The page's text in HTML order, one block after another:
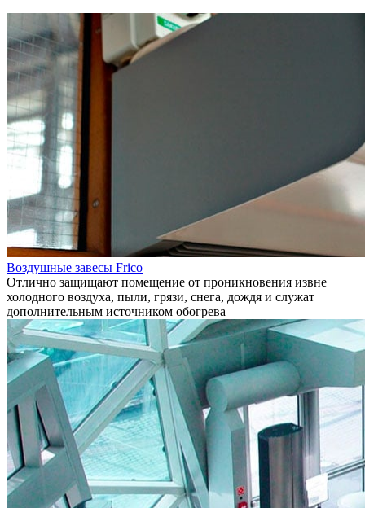
Воздушные завесы Frico
Отлично защищают помещение от проникновения извне
холодного воздуха, пыли, грязи, снега, дождя и служат
дополнительным источником обогрева